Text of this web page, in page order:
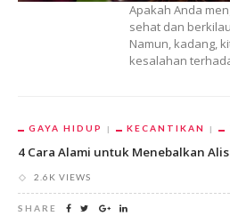
Apakah Anda
sehat dan
Namun, kadang,
kesalahan
GAYA HIDUP KECANTIKAN
4 Cara Alami untuk Menebalkan
2.6K VIEWS
SHARE